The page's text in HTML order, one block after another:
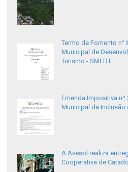
Termo de Fomento n°
Municipal de
Turismo - SMEDT.
Emenda Impositiva nº
Municipal da Inclusão
A Avesol realiza
Cooperativa de